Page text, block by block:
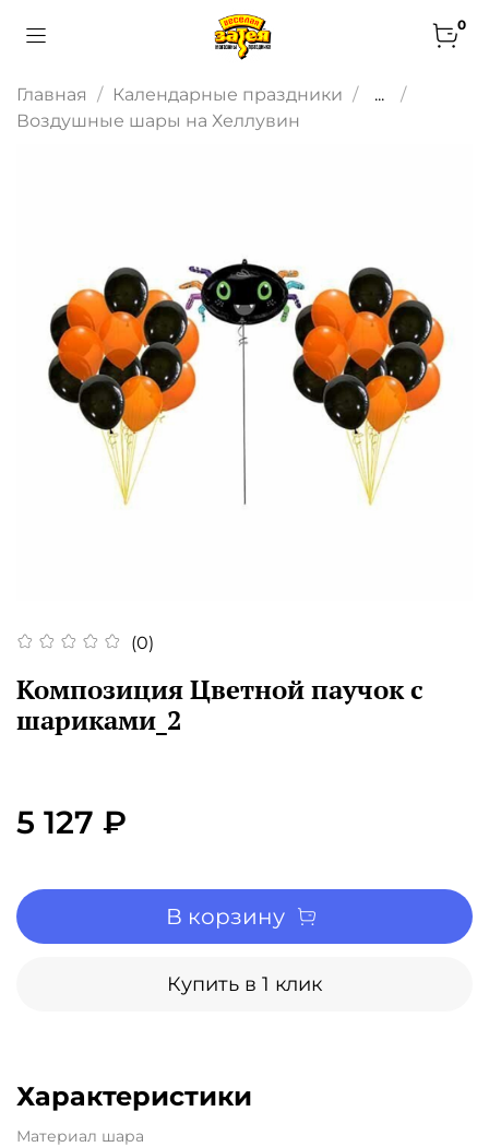
0
Главная Календарные праздники
...
Воздушные шары на Хеллувин
(0)
Композиция Цветной паучок с
шариками_2
5 127 ₽
В корзину
Купить в 1 клик
Характеристики
Материал шара